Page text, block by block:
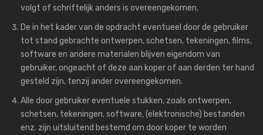
volgt of schriftelijk anders is overeengekomen.
De in het kader van de opdracht eventueel door de gebruiker
tot stand gebrachte ontwerpen, schetsen, tekeningen, films,
software en andere materialen blijven eigendom van
gebruiker, ongeacht of deze aan koper of aan derden ter hand
gesteld zijn, tenzij ander overeengekomen.
Alle door gebruiker eventuele stukken, zoals ontwerpen,
schetsen, tekeningen, software, (elektronische) bestanden
enz. zijn uitsluitend bestemd om door koper te worden